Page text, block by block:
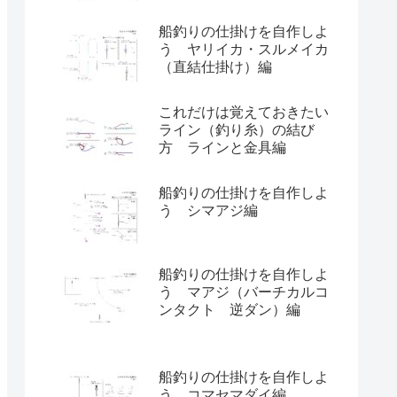
船釣りの仕掛けを自作しよ
う ヤリイカ・スルメイカ
（直結仕掛け）編
これだけは覚えておきたい
ライン（釣り糸）の結び
方 ラインと金具編
船釣りの仕掛けを自作しよ
う シマアジ編
船釣りの仕掛けを自作しよ
う マアジ（バーチカルコ
ンタクト 逆ダン）編
船釣りの仕掛けを自作しよ